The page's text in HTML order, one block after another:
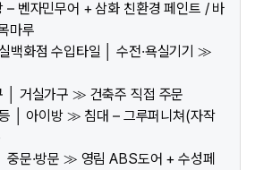
– 벤자민무어 + 삼화 친환경 페인트 / 바
마루
백화점 수입타일 │ 수전·욕실기기 ≫
│ 거실가구 ≫ 건축주 직접 주문
│ 아이방 ≫ 침대 – 그루퍼니쳐(자작
문·방문 ≫ 영림 ABS도어 + 수성페